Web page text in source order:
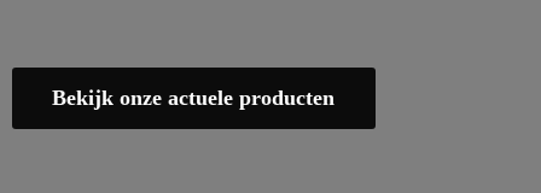
Bekijk onze actuele producten